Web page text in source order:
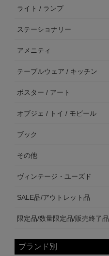
ライト / ランプ
ステーショナリー
アメニティ
テーブルウェア / キッチン
ポスター / アート
オブジェ / トイ / モビール
ブック
その他
ヴィンテージ・ユーズド
SALE品/アウトレット品
限定品/数量限定品/販売終了品
ブランド別